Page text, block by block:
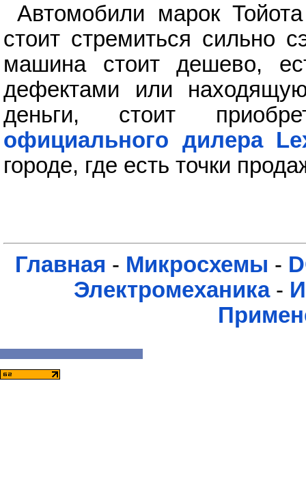
Автомобили марок
стоит стремиться сильно
машина стоит дешево,
дефектами или
деньги, стоит
официального дилера
городе, где есть точки
Главная - Микросхемы -
Электромеханика-